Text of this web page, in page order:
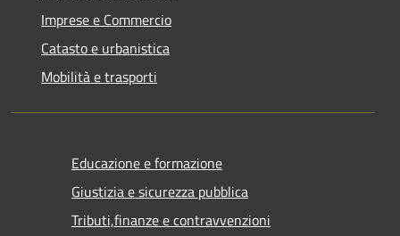
Imprese e Commercio
Catasto e urbanistica
Mobilità e trasporti
Educazione e formazione
Giustizia e sicurezza pubblica
Tributi,finanze e contravvenzioni